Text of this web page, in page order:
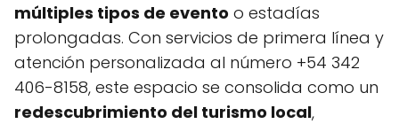
múltiples tipos de evento o estadías
prolongadas. Con servicios de primera línea y
atención personalizada al número +54 342
406-8158, este espacio se consolida como un
redescubrimiento del turismo local,